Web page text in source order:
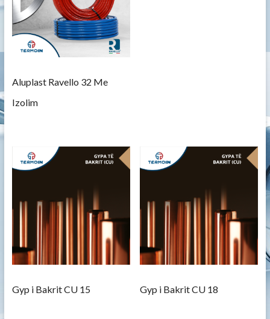
Aluplast Ravello 32 Me
Izolim
Gyp i Bakrit CU 15 Gyp i Bakrit CU 18